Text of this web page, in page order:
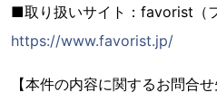
■取り扱いサイト：favorist（
https://www.favorist.jp/
【本件の内容に関するお問合せ